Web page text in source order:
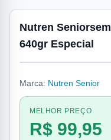
Nutren
640gr Especial
Marca: Nutren Senior
MELHOR PREÇO
R$ 99,95